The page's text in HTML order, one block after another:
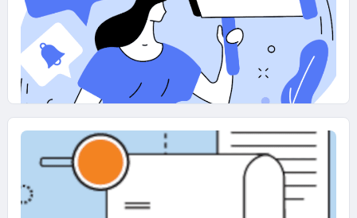
07 AGOSTO 2025
Contenuti Audience-First: come
parlare davvero al target giusto